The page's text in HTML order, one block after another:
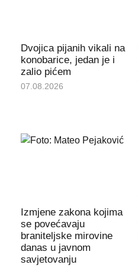
Dvojica pijanih vikali na
konobarice, jedan je i
zalio pićem
07.08.2026
Izmjene zakona kojima
se povećavaju
braniteljske mirovine
danas u javnom
savjetovanju